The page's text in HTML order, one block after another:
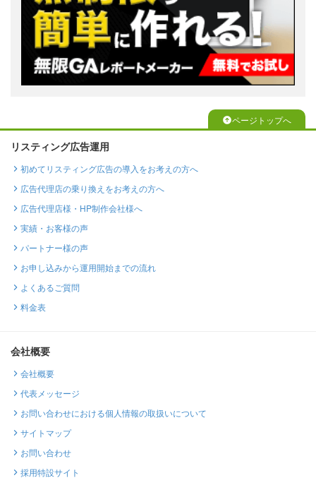
ページトップへ
リスティング広告運用
初めてリスティング広告の導入をお考えの方へ
広告代理店の乗り換えをお考えの方へ
広告代理店様・HP制作会社様へ
実績・お客様の声
パートナー様の声
お申し込みから運用開始までの流れ
よくあるご質問
料金表
会社概要
会社概要
代表メッセージ
お問い合わせにおける個人情報の取扱いについて
サイトマップ
お問い合わせ
採用特設サイト